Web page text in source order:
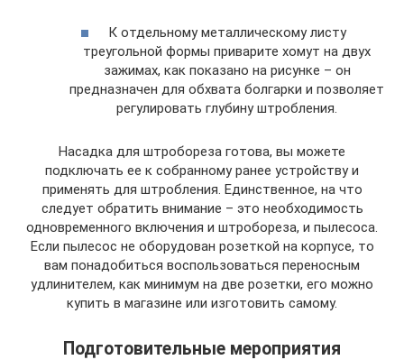
К отдельному металлическому листу
треугольной формы приварите хомут на двух
зажимах, как показано на рисунке – он
предназначен для обхвата болгарки и позволяет
регулировать глубину штробления.
Насадка для штробореза готова, вы можете
подключать ее к собранному ранее устройству и
применять для штробления. Единственное, на что
следует обратить внимание – это необходимость
одновременного включения и штробореза, и пылесоса.
Если пылесос не оборудован розеткой на корпусе, то
вам понадобиться воспользоваться переносным
удлинителем, как минимум на две розетки, его можно
купить в магазине или изготовить самому.
Подготовительные мероприятия